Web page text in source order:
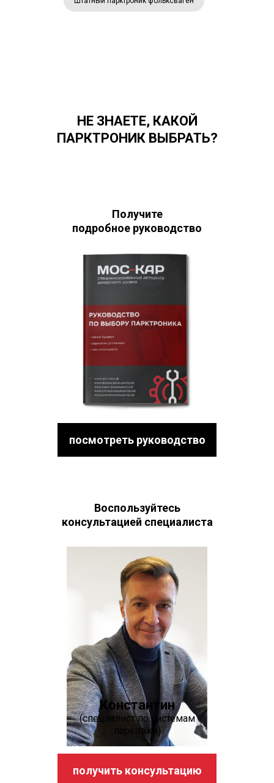
НЕ ЗНАЕТЕ, КАКОЙ
ПАРКТРОНИК ВЫБРАТЬ?
Получите
подробное руководство
Воспользуйтесь
консультацией специалиста
Константин
(специалист по системам
парковки)
посмотреть руководство
получить консультацию